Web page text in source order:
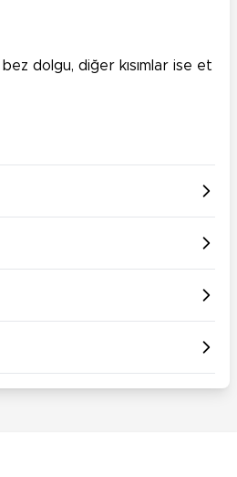
bez dolgu, diğer kısımlar ise et